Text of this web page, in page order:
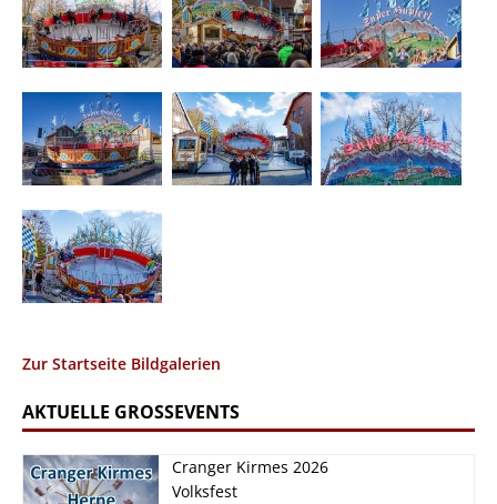
Zur Startseite Bildgalerien
AKTUELLE GROSSEVENTS
Cranger Kirmes 2026
Volksfest